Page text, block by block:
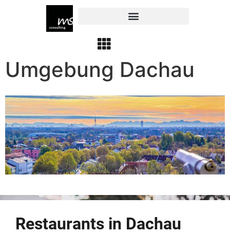
Umgebung Dachau
Restaurants in Dachau